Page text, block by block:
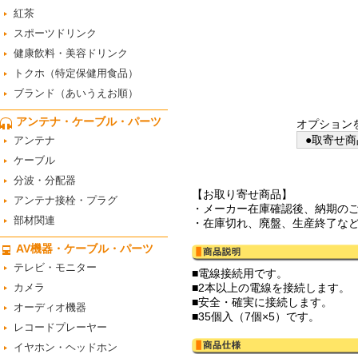
紅茶
スポーツドリンク
健康飲料・美容ドリンク
トクホ（特定保健用食品）
ブランド（あいうえお順）
アンテナ・ケーブル・パーツ
アンテナ
ケーブル
分波・分配器
アンテナ接栓・プラグ
部材関連
AV機器・ケーブル・パーツ
テレビ・モニター
カメラ
オーディオ機器
レコードプレーヤー
イヤホン・ヘッドホン
オプション
●取寄せ
【お取り寄せ商品】
・メーカー在庫確認後、納期の
・在庫切れ、廃盤、生産終了な
■電線接続用です。
■2本以上の電線を接続します。
■安全・確実に接続します。
■35個入（7個×5）です。